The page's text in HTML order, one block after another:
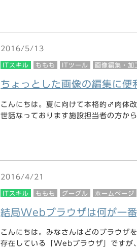
2016/5/13
ITスキル ももも ITツール 画像編集・加
ちょっとした画像の編集に便
こんにちは。夏に向けて本格的♂肉体
世話なっております施設担当者の方か
2016/4/21
ITスキル ももも グーグル ホームページ
結局Webブラウザは何が一
こんにちは。みなさんはどのブラウザ
存在している「Webブラウザ」ですが